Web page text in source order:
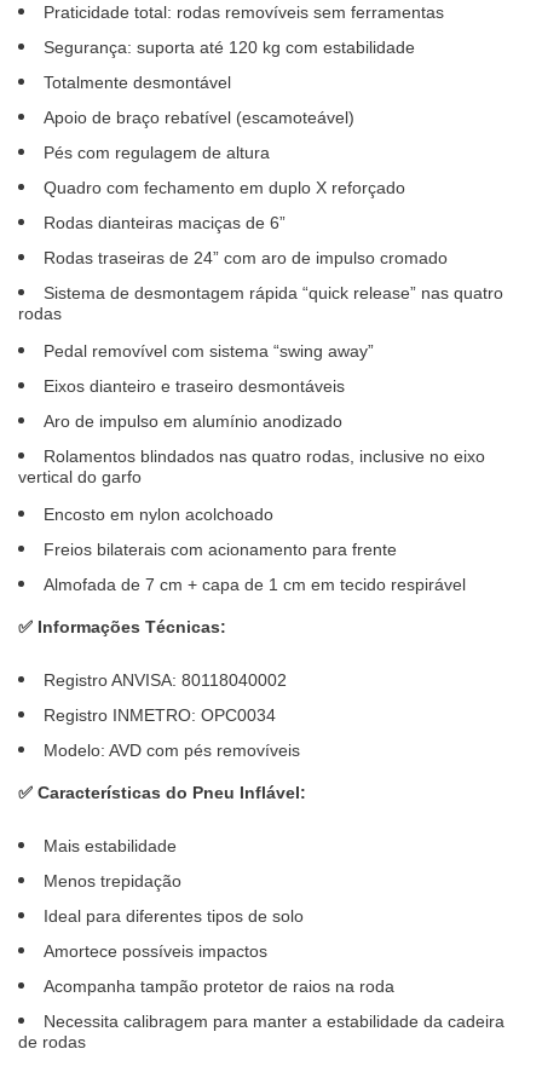
Praticidade total: rodas removíveis sem ferramentas
Segurança: suporta até 120 kg com estabilidade
Totalmente desmontável
Apoio de braço rebatível (escamoteável)
Pés com regulagem de altura
Quadro com fechamento em duplo X reforçado
Rodas dianteiras maciças de 6”
Rodas traseiras de 24” com aro de impulso cromado
Sistema de desmontagem rápida “quick release” nas quatro
rodas
Pedal removível com sistema “swing away”
Eixos dianteiro e traseiro desmontáveis
Aro de impulso em alumínio anodizado
Rolamentos blindados nas quatro rodas, inclusive no eixo
vertical do garfo
Encosto em nylon acolchoado
Freios bilaterais com acionamento para frente
Almofada de 7 cm + capa de 1 cm em tecido respirável
✅ Informações Técnicas:
Registro ANVISA: 80118040002
Registro INMETRO: OPC0034
Modelo: AVD com pés removíveis
✅ Características do Pneu Inflável:
Mais estabilidade
Menos trepidação
Ideal para diferentes tipos de solo
Amortece possíveis impactos
Acompanha tampão protetor de raios na roda
Necessita calibragem para manter a estabilidade da cadeira
de rodas